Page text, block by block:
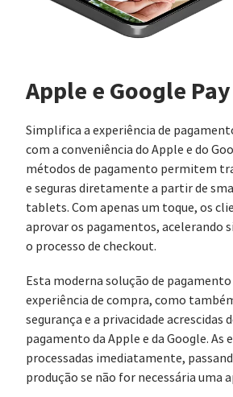
Apple e Google Pay
Simplifica a experiência de
com a conveniência do Apple e do
métodos de pagamento permitem
e seguras diretamente a partir de
tablets. Com apenas um toque, os
aprovar os pagamentos, acelerando
o processo de checkout.
Esta moderna solução de
experiência de compra, como
segurança e a privacidade acrescidas
pagamento da Apple e da Google. As
processadas imediatamente,
produção se não for necessária uma